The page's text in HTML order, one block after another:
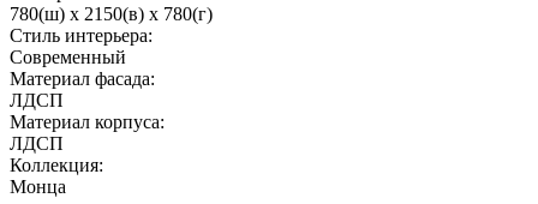
780(ш) x 2150(в) x 780(г)
Стиль интерьера:
Современный
Материал фасада:
ЛДСП
Материал корпуса:
ЛДСП
Коллекция:
Монца